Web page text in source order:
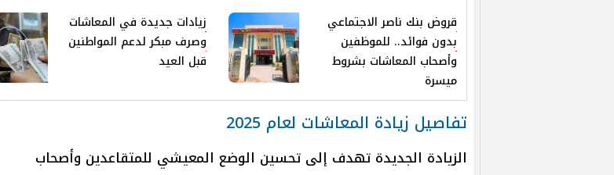
قروض بنك ناصر الاجتماعي
بدون فوائد.. للموظفين
وأصحاب المعاشات بشروط
ميسرة
زيادات جديدة في المعاشات
وصرف مبكر لدعم المواطنين
قبل العيد
تفاصيل زيادة المعاشات لعام 2025
الزيادة الجديدة تهدف إلى تحسين الوضع المعيشي للمتقاعدين وأصحاب